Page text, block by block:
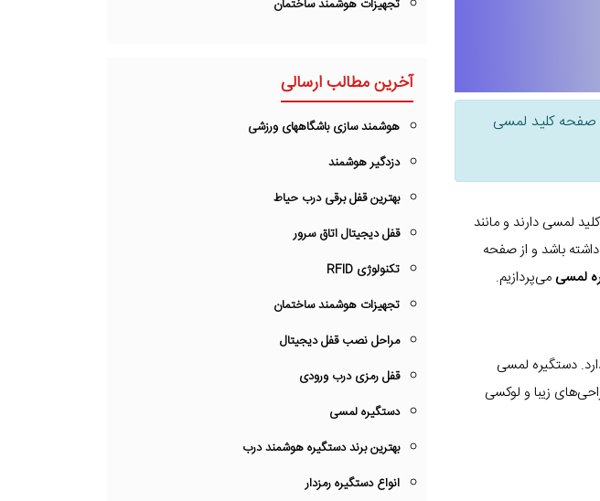
صفحه کلید لمسی
لمسی دارند و مانند
باشد و از صفحه
لمسی می‌پردازیم.
دستگیره لمسی
زیبا و لوکسی
تجهیزات هوشمند ساختمان
آخرین مطالب ارسالی
هوشمند سازی باشگاههای ورزشی
دزدگیر هوشمند
بهترین قفل برقی درب حیاط
قفل دیجیتال اتاق سرور
تکنولوژی RFID
تجهیزات هوشمند ساختمان
مراحل نصب قفل دیجیتال
قفل رمزی درب ورودی
دستگیره لمسی
بهترین برند دستگیره هوشمند درب
انواع دستگیره رمزدار